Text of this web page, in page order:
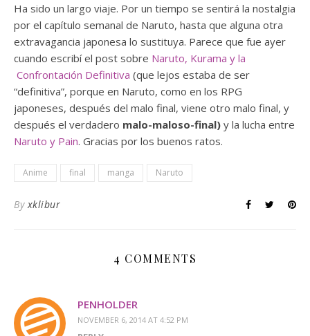
Ha sido un largo viaje. Por un tiempo se sentirá la nostalgia
por el capítulo semanal de Naruto, hasta que alguna otra
extravagancia japonesa lo sustituya. Parece que fue ayer
cuando escribí el post sobre Naruto, Kurama y la
Confrontación Definitiva (que lejos estaba de ser
“definitiva”, porque en Naruto, como en los RPG
japoneses, después del malo final, viene otro malo final, y
después el verdadero malo-maloso-final) y la lucha entre
Naruto y Pain. Gracias por los buenos ratos.
Anime final manga Naruto
By xklibur
4 COMMENTS
PENHOLDER
NOVEMBER 6, 2014 AT 4:52 PM